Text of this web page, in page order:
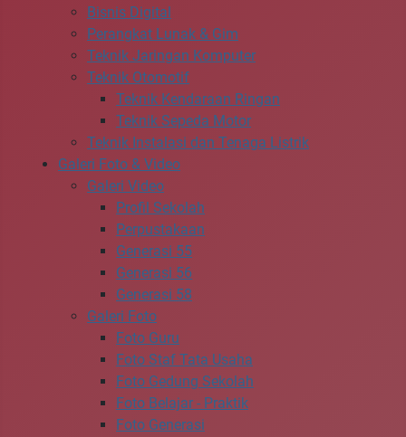
Bisnis Digital
Perangkat Lunak & Gim
Teknik Jaringan Komputer
Teknik Otomotif
Teknik Kendaraan Ringan
Teknik Sepeda Motor
Teknik Instalasi dan Tenaga Listrik
Galeri Foto & Video
Galeri Video
Profil Sekolah
Perpustakaan
Generasi 55
Generasi 56
Generasi 58
Galeri Foto
Foto Guru
Foto Staf Tata Usaha
Foto Gedung Sekolah
Foto Belajar - Praktik
Foto Generasi